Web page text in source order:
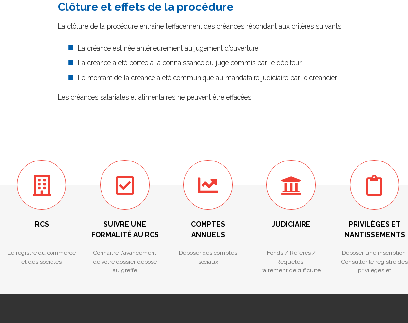
Clôture et effets de la procédure
La clôture de la procédure entraîne l’effacement des créances répondant aux critères suivants :
La créance est née antérieurement au jugement d’ouverture
La créance a été portée à la connaissance du juge commis par le débiteur
Le montant de la créance a été communiqué au mandataire judiciaire par le créancier
Les créances salariales et alimentaires ne peuvent être effacées.
RCS
Le registre du commerce
et des sociétés
SUIVRE UNE
FORMALITÉ AU RCS
Connaitre l'avancement
de votre dossier déposé
au greffe
COMPTES
ANNUELS
Déposer des comptes
sociaux
JUDICIAIRE
Fonds / Référés /
Requêtes.
Traitement de difficultés
PRIVILÈGES ET
NANTISSEMENTS
Déposer une inscription
Consulter le registre des
privilèges et